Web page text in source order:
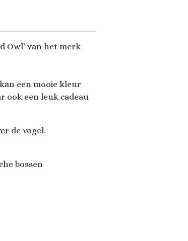
Owl' van het merk
een mooie kleur
ook een leuk cadeau
de vogel.
bossen